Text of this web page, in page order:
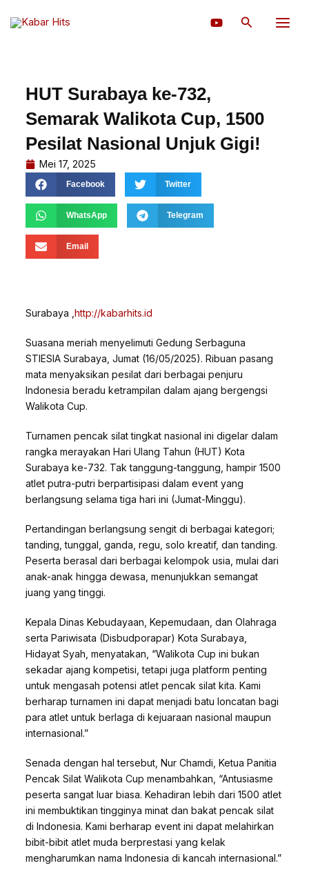
Cari
HUT Surabaya ke-732,
Semarak Walikota Cup, 1500
Pesilat Nasional Unjuk Gigi!
Mei 17, 2025
Facebook Twitter
WhatsApp Telegram
Email
Surabaya ,http://kabarhits.id
Suasana meriah menyelimuti Gedung Serbaguna
STIESIA Surabaya, Jumat (16/05/2025). Ribuan pasang
mata menyaksikan pesilat dari berbagai penjuru
Indonesia beradu ketrampilan dalam ajang bergengsi
Walikota Cup.
Turnamen pencak silat tingkat nasional ini digelar dalam
rangka merayakan Hari Ulang Tahun (HUT) Kota
Surabaya ke-732. Tak tanggung-tanggung, hampir 1500
atlet putra-putri berpartisipasi dalam event yang
berlangsung selama tiga hari ini (Jumat-Minggu).
Pertandingan berlangsung sengit di berbagai kategori;
tanding, tunggal, ganda, regu, solo kreatif, dan tanding.
Peserta berasal dari berbagai kelompok usia, mulai dari
anak-anak hingga dewasa, menunjukkan semangat
juang yang tinggi.
Kepala Dinas Kebudayaan, Kepemudaan, dan Olahraga
serta Pariwisata (Disbudporapar) Kota Surabaya,
Hidayat Syah, menyatakan, “Walikota Cup ini bukan
sekadar ajang kompetisi, tetapi juga platform penting
untuk mengasah potensi atlet pencak silat kita. Kami
berharap turnamen ini dapat menjadi batu loncatan bagi
para atlet untuk berlaga di kejuaraan nasional maupun
internasional.”
Senada dengan hal tersebut, Nur Chamdi, Ketua Panitia
Pencak Silat Walikota Cup menambahkan, “Antusiasme
peserta sangat luar biasa. Kehadiran lebih dari 1500 atlet
ini membuktikan tingginya minat dan bakat pencak silat
di Indonesia. Kami berharap event ini dapat melahirkan
bibit-bibit atlet muda berprestasi yang kelak
mengharumkan nama Indonesia di kancah internasional.”